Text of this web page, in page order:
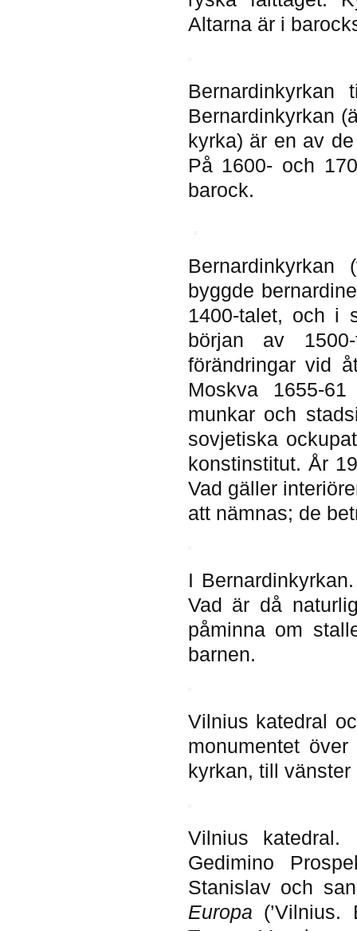
Altarna är i
Bernardinkyrkan
kyrka) är en av
På 1600- och
barock.
byggde
1400-talet, och i
början av
förändringar vid
Moskva 1655-
munkar och
sovjetiska
konstinstitut. År
Vad gäller
att nämnas; de
I
Vad är då
påminna om
barnen.
Vilnius katedral
monumentet
kyrkan, till
Vilnius
Gedimino
Stanislav och
Europa